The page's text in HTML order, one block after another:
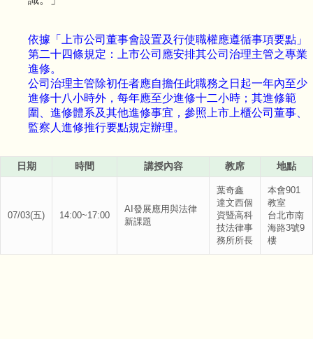
依據「上市公司董事會設置及行使職權應遵循事項要點」
第二十四條規定：上市公司應安排其公司治理主管之專業
進修。
公司治理主管除初任者應自擔任此職務之日起一年內至少
進修十八小時外，每年應至少進修十二小時；其進修範
圍、進修體系及其他進修事宜，參照上市上櫃公司董事、
監察人進修推行要點規定辦理。
日期 時間 講授內容 教席 地點
07/03(五) 14:00~17:00
AI發展應用與法律
新課題
葉奇鑫
達文西個
資暨高科
技法律事
務所所長
本會901
教室
台北市南
海路3號9
樓